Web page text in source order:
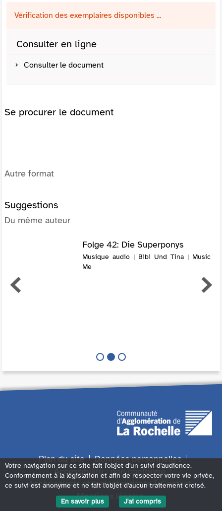
Vérification des exemplaires disponibles ...
Consulter en ligne
Consulter le document
Se procurer le document
Autre format
Suggestions
Du même auteur
Folge 42: Die Superponys
Musique audio | Bibi Und Tina | Music
Me
Plan du site
Données personnelles
Accessibilité : non conforme
Accès sourds et malentendants
Contact
Mentions légales
Votre navigation sur ce site fait l'objet d'un suivi d'audience.
Conformément à la législation et afin de respecter votre vie privée,
ce suivi est anonyme et ne fait l'objet d'aucun traitement croisé.
En savoir plus
J'ai compris